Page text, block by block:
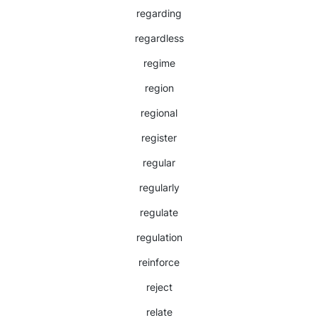
regarding
regardless
regime
region
regional
register
regular
regularly
regulate
regulation
reinforce
reject
relate